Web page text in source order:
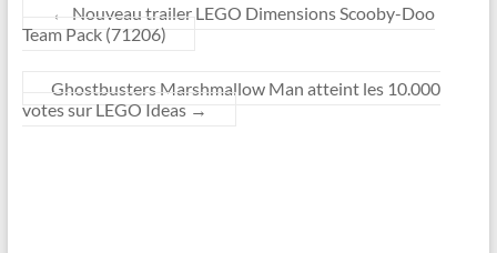
←
Nouveau trailer LEGO Dimensions Scooby-Doo
Team Pack (71206)
Ghostbusters Marshmallow Man atteint les 10.000
votes sur LEGO Ideas →